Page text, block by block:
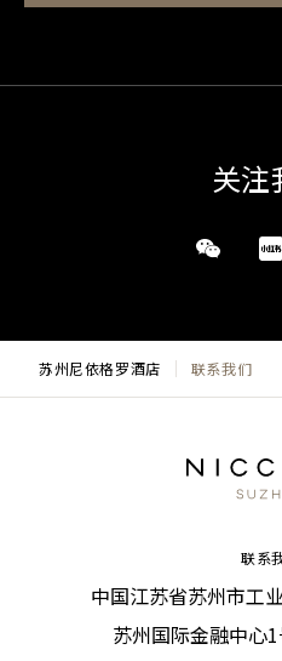
关注
苏州尼依格罗酒店 联系我们
联系
中国江苏省苏州市工
苏州国际金融中心